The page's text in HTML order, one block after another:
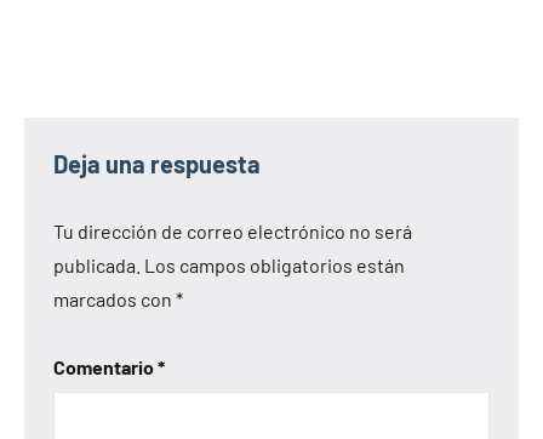
Deja una respuesta
Tu dirección de correo electrónico no será
publicada. Los campos obligatorios están
marcados con *
Comentario*